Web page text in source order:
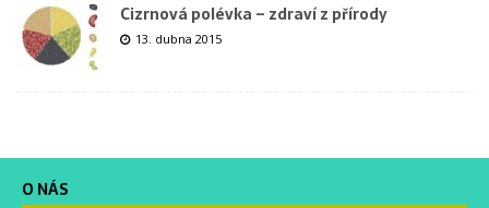
Cizrnová polévka – zdraví z přírody
13. dubna 2015
O NÁS